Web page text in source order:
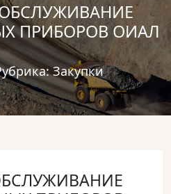
ПРИБОРОВ ОИАЛ
Закупки